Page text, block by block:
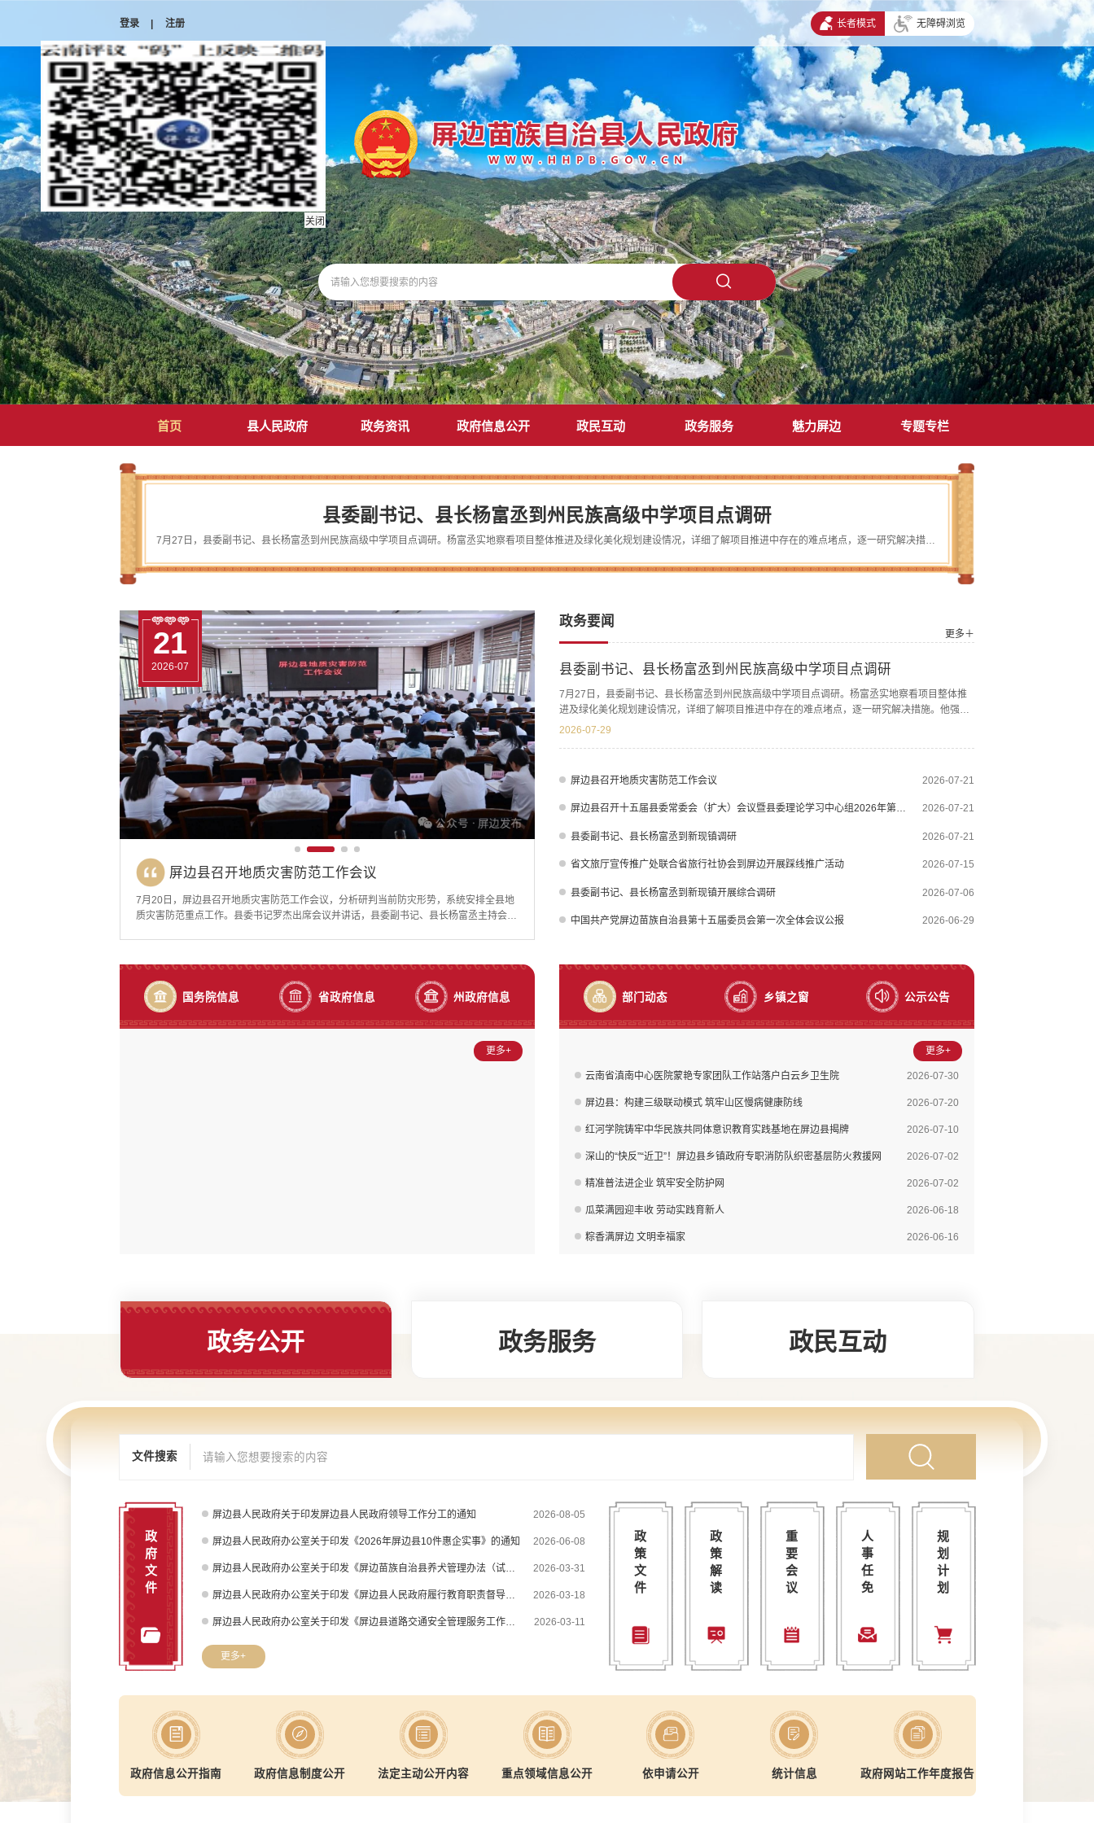
关闭
登录 | 注册 长者模式 无障碍浏览
首页 县人民政府 政务资讯 政府信息公开 政民互动 政务服务 魅力屏边 专题专栏
县委副书记、县长杨富丞到州民族高级中学项目点调研
7月27日，县委副书记、县长杨富丞到州民族高级中学项目点调研。杨富丞实地察看项目整体推进及绿化美化规划建设情况，详细了解项目推进中存在的难点堵点，逐一研究解决措施。他强调，当前项目建设时间紧迫、刻不容缓，必须以时不我待的紧迫感全力抢抓进度，严格按照既定时间节点倒排工期、挂图作战，抢抓施工黄金期，确保如期完成建设任务；绿化美化方面要着眼长远，与校园功能布局和民族文化特色相融合，打造宜学宜育的优美环境...
21
县委副书记、县长杨富丞到新现镇调研
7月19日，县委副书记、县长杨富丞深入新现镇，实地督导防汛减灾、地质灾害防治和避
险搬迁安置点建设等工作。在大梁子地质灾害隐患点，杨富丞实地察看山体现状，详细了
设备运行、物资储备及值班值守情况，强调要强化气象监测预警与部门联动，科学精准开
29
县委副书记、县长杨富丞到州民族高级中学项目点调研
7月27日，县委副书记、县长杨富丞到州民族高级中学项目点调研。杨富丞实地察看项目
整体推进及绿化美化规划建设情况，详细了解项目推进中存在的难点堵点，逐一研究解决
务；绿化美化方面要着眼长远，与校园功能布局和民族文化特色相融合，打造宜学宜育的
21
2026-07
屏边县召开地质灾害防范工作会议
7月20日，屏边县召开地质灾害防范工作会议，分析研判当前防灾形势，系统安排全县地
质灾害防范重点工作。县委书记罗杰出席会议并讲话，县委副书记、县长杨富丞主持会
下八上”防汛关键期，全县上下要坚决克服本本主义、经验主义和麻痹自满思想，牢固树
21
7月20日，屏边县召开十五届县委常委会（扩大）会议暨县委理论学习中心组2026年第四
次集中学习，深入学习贯彻习近平总书记在庆祝中国共产党成立105周年大会上的重要讲
话。会议指出，要把深入学习贯彻习近平总书记在庆祝中国共产党成立105周年大会上的
21
县委副书记、县长杨富丞到新现镇调研
7月19日，县委副书记、县长杨富丞深入新现镇，实地督导防汛减灾、地质灾害防治和避
险搬迁安置点建设等工作。在大梁子地质灾害隐患点，杨富丞实地察看山体现状，详细了
设备运行、物资储备及值班值守情况，强调要强化气象监测预警与部门联动，科学精准开
29
县委副书记、县长杨富丞到州民族高级中学项目点调研
7月27日，县委副书记、县长杨富丞到州民族高级中学项目点调研。杨富丞实地察看项目
整体推进及绿化美化规划建设情况，详细了解项目推进中存在的难点堵点，逐一研究解决
务；绿化美化方面要着眼长远，与校园功能布局和民族文化特色相融合，打造宜学宜育的
政务要闻
更多＋
县委副书记、县长杨富丞到州民族高级中学项目点调研
7月27日，县委副书记、县长杨富丞到州民族高级中学项目点调研。杨富丞实地察看项目整体推
进及绿化美化规划建设情况，详细了解项目推进中存在的难点堵点，逐一研究解决措施。他强
调，当前项目建设时间紧迫、刻不容缓，必须以时不我待的紧迫感全力抢抓进度，严格按照既定
2026-07-29
屏边县召开地质灾害防范工作会议 2026-07-21
屏边县召开十五届县委常委会（扩大）会议暨县委理论学习中心组2026年第四次集中学习 2026-07-21
县委副书记、县长杨富丞到新现镇调研 2026-07-21
省文旅厅宣传推广处联合省旅行社协会到屏边开展踩线推广活动 2026-07-15
县委副书记、县长杨富丞到新现镇开展综合调研 2026-07-06
中国共产党屏边苗族自治县第十五届委员会第一次全体会议公报 2026-06-29
国务院信息 省政府信息 州政府信息
更多+
部门动态 乡镇之窗 公示公告
云南省滇南中心医院蒙艳专家团队工作站落户白云乡卫生院 2026-07-30
屏边县：构建三级联动模式 筑牢山区慢病健康防线 2026-07-20
红河学院铸牢中华民族共同体意识教育实践基地在屏边县揭牌 2026-07-10
深山的“快反”“近卫”！屏边县乡镇政府专职消防队织密基层防火救援网 2026-07-02
精准普法进企业 筑牢安全防护网 2026-07-02
瓜菜满园迎丰收 劳动实践育新人 2026-06-18
粽香满屏边 文明幸福家 2026-06-16
更多+
政务公开 政务服务 政民互动
文件搜索
政
府
文
件
屏边县人民政府关于印发屏边县人民政府领导工作分工的通知 2026-08-05
屏边县人民政府办公室关于印发《2026年屏边县10件惠企实事》的通知 2026-06-08
屏边县人民政府办公室关于印发《屏边苗族自治县养犬管理办法（试行）》的通知 2026-03-31
屏边县人民政府办公室关于印发《屏边县人民政府履行教育职责督导评估工作实施方案》的通知 2026-03-18
​屏边县人民政府办公室关于印发《屏边县道路交通安全管理服务工作方案》的通知 2026-03-11
更多+
政
策
文
件
屏边县人民政府关于印发屏边县人民政府领导工作分工的通知
屏边县人民政府办公室关于印发《2026年屏边县10件惠企实事》的通知
政
策
解
读
图片解读《2026年屏边县10件惠企实事》
文字解读《屏边县城市供水突发事件应急预案》
文字解读《屏边苗族自治县养犬管理办法（试行）》
文字解读《屏边苗族自治县建筑垃圾管理办法（试行）》
重
要
会
议
屏边县十七届人民政府召开第60次常务会议
屏边县十七届人民政府召开第59次常务会议
屏边县十七届人民政府召开第58次常务会议
屏边县十七届人民政府召开第57次常务会议
人
事
任
免
屏边县人民政府关于李霞等二十五位
屏边县人民政府关于蔡治安等十五位
屏边县人民政府关于邓坚强等三十一
屏边县人民政府关于段云花等三位同
规
划
计
划
政府信息公开指南 政府信息制度公开 法定主动公开内容 重点领域信息公开 依申请公开 统计信息 政府网站工作年度报告